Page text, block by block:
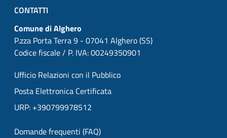
CONTATTI
Comune di Alghero
P.zza Porta Terra 9 - 07041 Alghero (SS)
Codice fiscale / P. IVA: 00249350901
Ufficio Relazioni con il Pubblico
Posta Elettronica Certificata
URP: +390799978512
Domande frequenti (FAQ)